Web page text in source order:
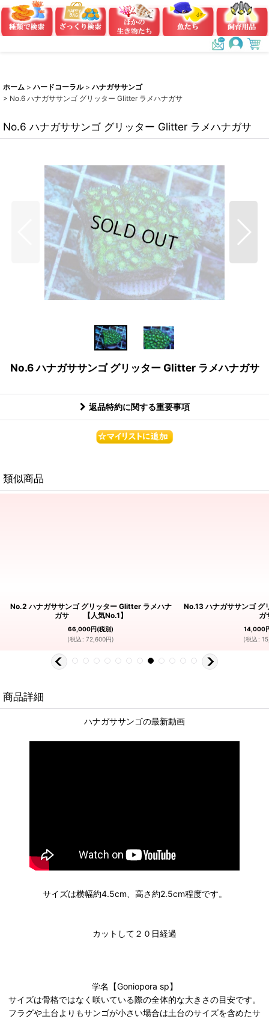
ホーム > ハードコーラル > ハナガササンゴ
> No.6 ハナガササンゴ グリッター Glitter ラメハナガサ
No.6 ハナガササンゴ グリッター Glitter ラメハナガサ
No.6 ハナガササンゴ グリッター Glitter ラメハナガサ
返品特約に関する重要事項
類似商品
No.2 ハナガササンゴ グリッター Glitter ラメハナ
ガサ 【人気No.1】
66,000円(税別)
(税込 : 72,600円)
No.13 ハナガササンゴ
ガ
14,000
(税込 :
商品詳細
ハナガササンゴの最新動画
サイズは横幅約4.5cm、高さ約2.5cm程度です。
カットして２０日経過
学名【Goniopora sp】
サイズは骨格ではなく咲いている際の全体的な大きさの目安です。
フラグや土台よりもサンゴが小さい場合は土台のサイズを含めたサ